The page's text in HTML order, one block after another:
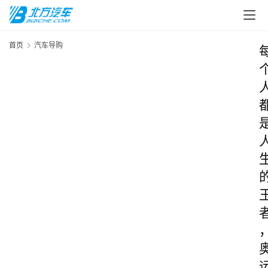
首页 汽车导购